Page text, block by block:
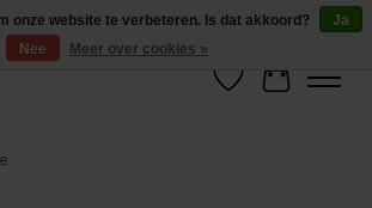
in uw eigen shop. Testers nodig? Ga naar
--> geurtester
Verlanglijst
onze website te verbeteren. Is dat akkoord?
Ja
Nee
Meer over cookies »